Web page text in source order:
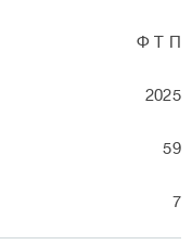
Ф Т П
2025
59
7